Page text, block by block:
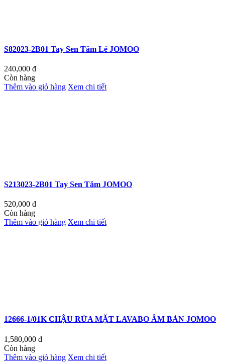
S82023-2B01 Tay Sen Tắm Lẻ JOMOO
240,000 đ
Còn hàng
Thêm vào giỏ hàng Xem chi tiết
S213023-2B01 Tay Sen Tắm JOMOO
520,000 đ
Còn hàng
Thêm vào giỏ hàng Xem chi tiết
12666-1/01K CHẬU RỬA MẶT LAVABO ÂM BÀN JOMOO
1,580,000 đ
Còn hàng
Thêm vào giỏ hàng Xem chi tiết